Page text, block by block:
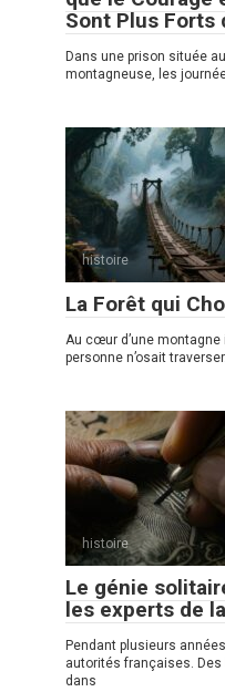
Sont Plus Forts
Dans une prison située
montagneuse, les
histoire
La Forêt qui
Au cœur d’une
personne n’osait
histoire
Le génie
les experts de
Pendant plusieurs
autorités françaises.
dans